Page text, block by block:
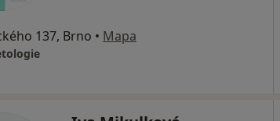
137, Brno • Mapa